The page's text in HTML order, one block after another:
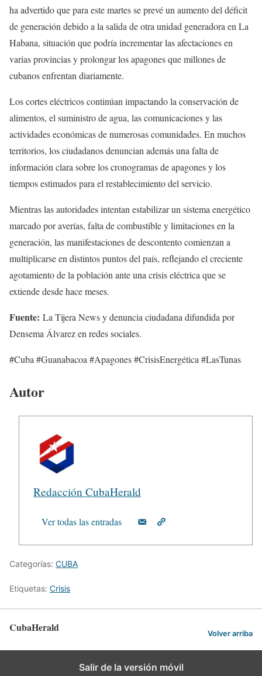
ha advertido que para este martes se prevé un aumento del déficit
de generación debido a la salida de otra unidad generadora en La
Habana, situación que podría incrementar las afectaciones en
varias provincias y prolongar los apagones que millones de
cubanos enfrentan diariamente.
Los cortes eléctricos continúan impactando la conservación de
alimentos, el suministro de agua, las comunicaciones y las
actividades económicas de numerosas comunidades. En muchos
territorios, los ciudadanos denuncian además una falta de
información clara sobre los cronogramas de apagones y los
tiempos estimados para el restablecimiento del servicio.
Mientras las autoridades intentan estabilizar un sistema energético
marcado por averías, falta de combustible y limitaciones en la
generación, las manifestaciones de descontento comienzan a
multiplicarse en distintos puntos del país, reflejando el creciente
agotamiento de la población ante una crisis eléctrica que se
extiende desde hace meses.
Fuente: La Tijera News y denuncia ciudadana difundida por
Densema Álvarez en redes sociales.
#Cuba #Guanabacoa #Apagones #CrisisEnergética #LasTunas
Autor
Redacción CubaHerald
Ver todas las entradas
Categorías: CUBA
Etiquetas: Crisis
CubaHerald Volver arriba
Salir de la versión móvil